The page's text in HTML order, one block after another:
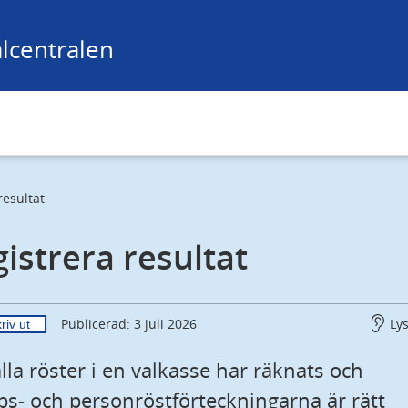
resultat
ut Publicerad: 3 juli 2026
röster i en valkasse har räknats och
och personröstförteckningarna är rätt